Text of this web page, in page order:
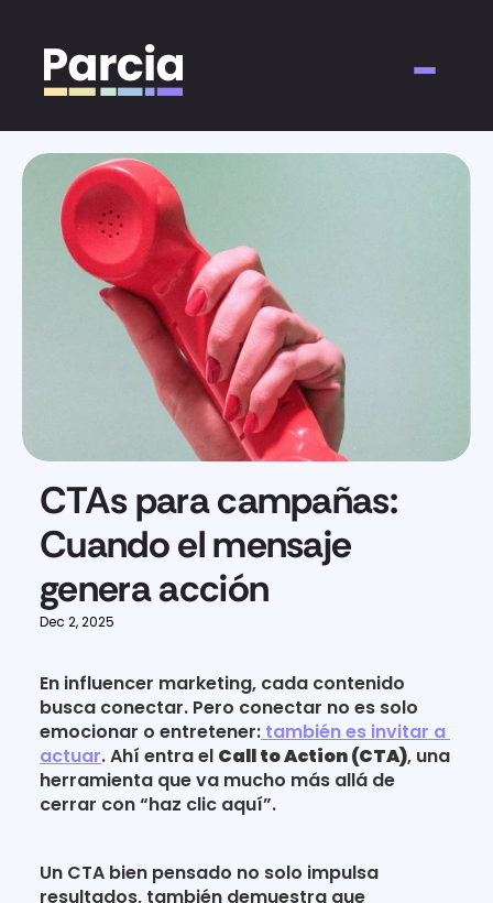
For Brands
For Creators
Insights
Contact
CTAs para campañas:
Cuando el mensaje
genera acción
Dec 2, 2025
En influencer marketing, cada contenido
busca conectar. Pero conectar no es solo
emocionar o entretener: también es invitar a
actuar. Ahí entra el Call to Action (CTA), una
herramienta que va mucho más allá de
cerrar con “haz clic aquí”.
Un CTA bien pensado no solo impulsa